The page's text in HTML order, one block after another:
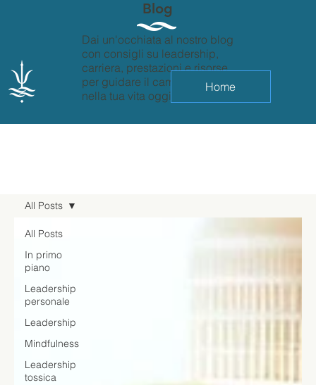
All Posts
In primo
piano
Leadership
personale
Leadership
Mindfulness
Leadership
tossica
All Posts
Blog
Dai un'occhiata al nostro blog
con consigli su leadership,
carriera, prestazioni e risorse
per guidare il cambiamento
nella tua vita oggi.
Home